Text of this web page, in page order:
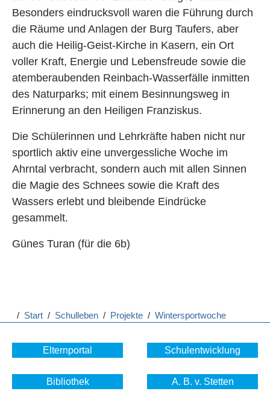
Besonders eindrucksvoll waren die Führung durch
die Räume und Anlagen der Burg Taufers, aber
auch die Heilig-Geist-Kirche in Kasern, ein Ort
voller Kraft, Energie und Lebensfreude sowie die
atemberaubenden Reinbach-Wasserfälle inmitten
des Naturparks; mit einem Besinnungsweg in
Erinnerung an den Heiligen Franziskus.
Die Schülerinnen und Lehrkräfte haben nicht nur
sportlich aktiv eine unvergessliche Woche im
Ahrntal verbracht, sondern auch mit allen Sinnen
die Magie des Schnees sowie die Kraft des
Wassers erlebt und bleibende Eindrücke
gesammelt.
Günes Turan (für die 6b)
/ Start / Schulleben / Projekte / Wintersportwoche
Elternportal Schulentwicklung
Bibliothek A. B. v. Stetten